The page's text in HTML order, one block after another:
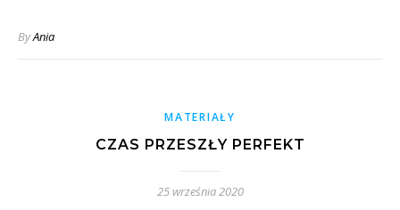
ByAnia
MATERIAŁY
CZAS PRZESZŁY PERFEKT
25 września 2020